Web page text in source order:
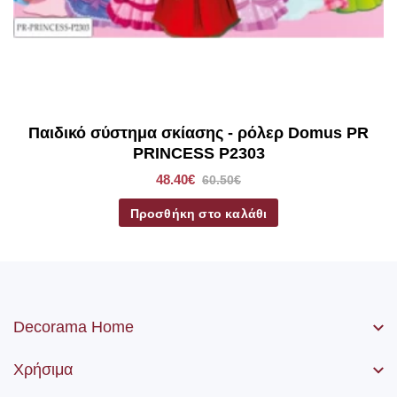
Παιδικό σύστημα σκίασης - ρόλερ Domus PR
PRINCESS P2303
48.40€ 60.50€
Προσθήκη στο καλάθι
Decorama Home
Χρήσιμα